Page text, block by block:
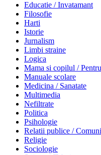
Educatie / Invatamant
Filosofie
Harti
Istorie
Jurnalism
Limbi straine
Logica
Mama si copilul /
Manuale scolare
Medicina / Sanatate
Multimedia
Nefiltrate
Politica
Psihologie
Relatii publice /
Religie
Sociologie